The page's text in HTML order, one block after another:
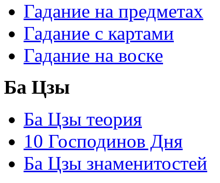
Гадание на предметах
Гадание с картами
Гадание на воске
Ба Цзы
Ба Цзы теория
10 Господинов Дня
Ба Цзы знаменитостей